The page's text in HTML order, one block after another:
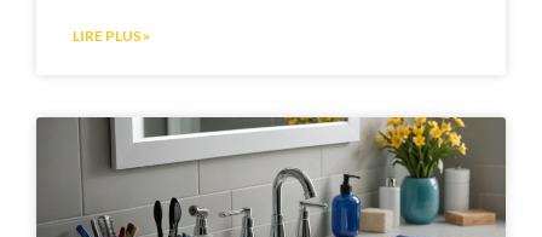
LIRE PLUS »